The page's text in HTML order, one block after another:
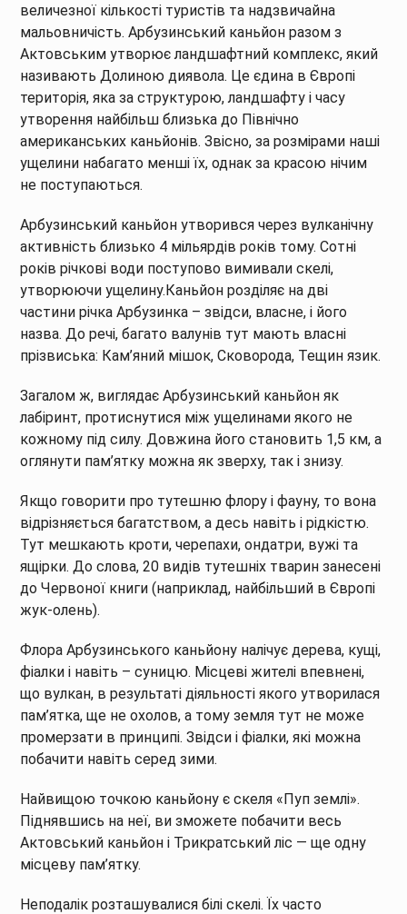
величезної кількості туристів та надзвичайна
мальовничість. Арбузинський каньйон разом з
Актовським утворює ландшафтний комплекс, який
називають Долиною диявола. Це єдина в Європі
територія, яка за структурою, ландшафту і часу
утворення найбільш близька до Північно
американських каньйонів. Звісно, за розмірами наші
ущелини набагато менші їх, однак за красою нічим
не поступаються.
Арбузинський каньйон утворився через вулканічну
активність близько 4 мільярдів років тому. Сотні
років річкові води поступово вимивали скелі,
утворюючи ущелину.Каньйон розділяє на дві
частини річка Арбузинка – звідси, власне, і його
назва. До речі, багато валунів тут мають власні
прізвиська: Кам’яний мішок, Сковорода, Тещин язик.
Загалом ж, виглядає Арбузинський каньйон як
лабіринт, протиснутися між ущелинами якого не
кожному під силу. Довжина його становить 1,5 км, а
оглянути пам’ятку можна як зверху, так і знизу.
Якщо говорити про тутешню флору і фауну, то вона
відрізняється багатством, а десь навіть і рідкістю.
Тут мешкають кроти, черепахи, ондатри, вужі та
ящірки. До слова, 20 видів тутешніх тварин занесені
до Червоної книги (наприклад, найбільший в Європі
жук-олень).
Флора Арбузинського каньйону налічує дерева, кущі,
фіалки і навіть – суницю. Місцеві жителі впевнені,
що вулкан, в результаті діяльності якого утворилася
пам’ятка, ще не охолов, а тому земля тут не може
промерзати в принципі. Звідси і фіалки, які можна
побачити навіть серед зими.
Найвищою точкою каньйону є скеля «Пуп землі».
Піднявшись на неї, ви зможете побачити весь
Актовський каньйон і Трикратський ліс — ще одну
місцеву пам’ятку.
Неподалік розташувалися білі скелі. Їх часто